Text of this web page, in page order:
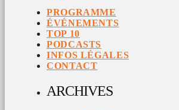
PROGRAMME
ÉVÉNEMENTS
TOP 10
PODCASTS
INFOS LÉGALES
CONTACT
ARCHIVES